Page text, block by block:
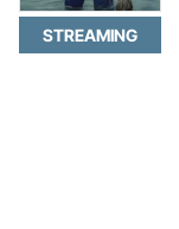
STREAMING